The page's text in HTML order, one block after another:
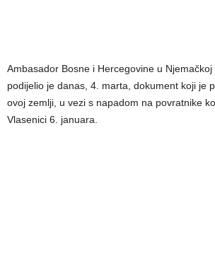
Ambasador Bosne i Hercegovine u Njemačkoj
podijelio je danas, 4. marta, dokument koji je
ovoj zemlji, u vezi s napadom na povratnike
Vlasenici 6. januara.